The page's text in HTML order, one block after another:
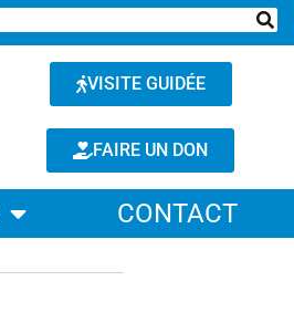
VISITE GUIDÉE
FAIRE UN DON
CONTACT